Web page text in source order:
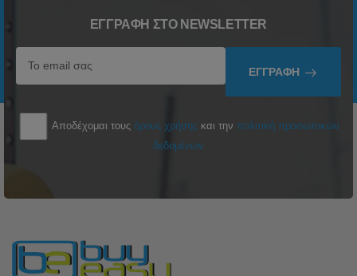
ΕΓΓΡΑΦΉ ΣΤΟ NEWSLETTER
ΕΓΓΡΑΦΉ
Αποδέχομαι τους όρους χρήσης και την πολιτική προσωπικών
δεδομένων